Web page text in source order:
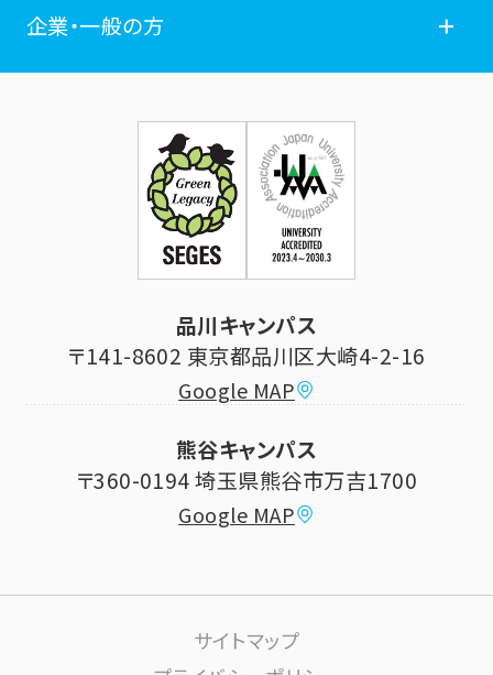
証明書発行手続き
学年暦
証明書発行・各種手続き
シラバス (講義案内)
学費納付金・奨学金
大学祭
卒業生の方
住所等登録内容の変更
企業・一般の方
科目等履修生制度のご案内
研究推進・社会貢献センター
大学施設の利用について
品川キャンパス
〒141-8602 東京都品川区大崎4-2-16
Google MAP
熊谷キャンパス
〒360-0194 埼玉県熊谷市万吉1700
Google MAP
サイトマップ